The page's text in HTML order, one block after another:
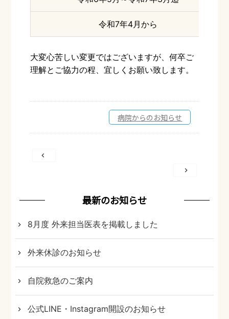
令和7年4月から
大変心苦しい変更ではございますが、何卒ご
理解とご協力の程、宜しくお願い致します。
病院からのお知らせ
ビ
ー
シ
ョ
ン
最新のお知らせ
8月度 外来担当医表を掲載しました
外来休診のお知らせ
自院救急のご案内
公式LINE・Instagram開設のお知らせ